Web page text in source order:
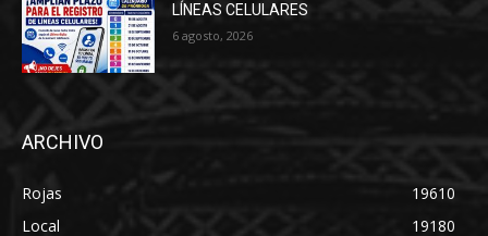
LÍNEAS CELULARES
6 agosto, 2026
ARCHIVO
Rojas
19610
Local
19180